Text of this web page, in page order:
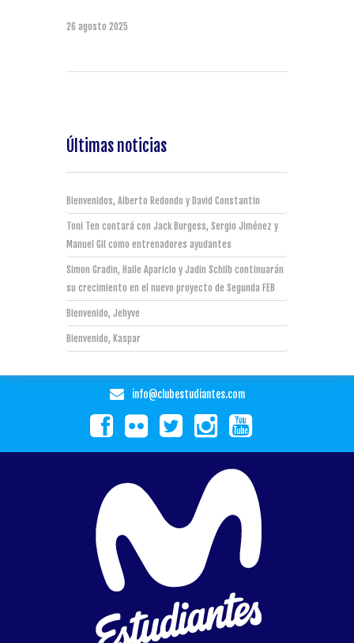
26 agosto 2025
Últimas noticias
Bienvenidos, Alberto Redondo y David Constantin
Toni Ten contará con Jack Burgess, Sergio Jiménez y
Manuel Gil como entrenadores ayudantes
Simon Gradin, Haile Aparicio y Jadin Schilb continuarán
su crecimiento en el nuevo proyecto de Segunda FEB
Bienvenido, Jehyve
Bienvenido, Kaspar
info@clubestudiantes.com